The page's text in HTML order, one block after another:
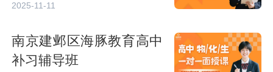
2025-11-11
南京建邺区海豚教育高中
补习辅导班